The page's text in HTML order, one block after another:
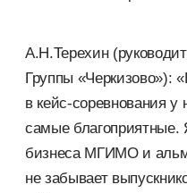
А.Н.Терехин
Группы «Черкизово»):
в кейс-соревнования
самые благоприятные.
бизнеса МГИМО и
не забывает